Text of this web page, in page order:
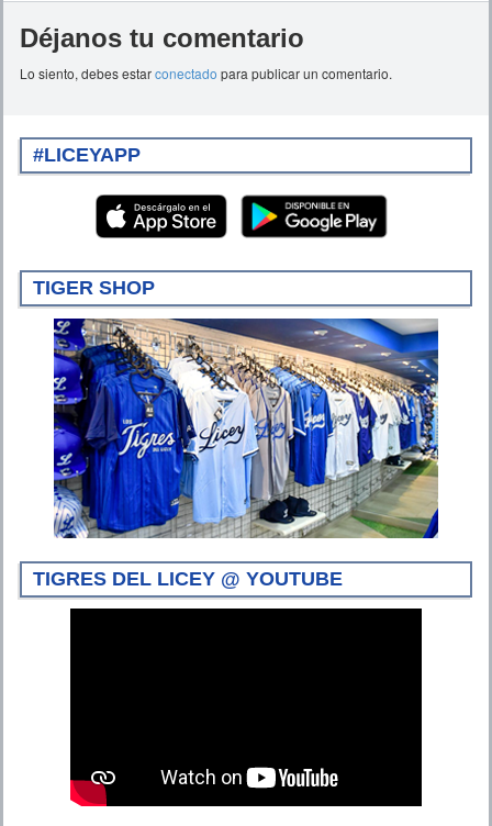
Déjanos tu comentario
Lo siento, debes estarconectado para publicar un comentario.
#LICEYAPP
TIGER SHOP
TIGRES DEL LICEY @ YOUTUBE